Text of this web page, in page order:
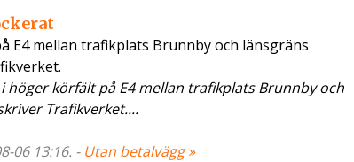
E4 mellan trafikplats Brunnby och länsgräns
höger körfält på E4 mellan trafikplats Brunnby och
Trafikverket....
06 13:16. - Utan betalvägg »